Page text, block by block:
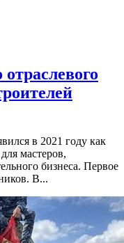
в 2021 году как
мастеров,
бизнеса. Первое
В...